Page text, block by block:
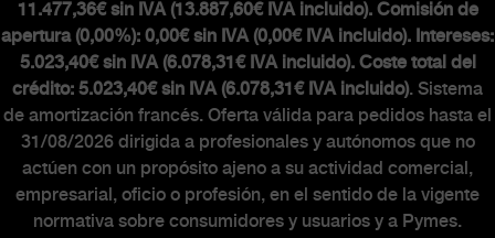
11.477,36€ sin IVA (13.887,60€ IVA incluido). Comisión de
apertura (0,00%): 0,00€ sin IVA (0,00€ IVA incluido). Intereses:
5.023,40€ sin IVA (6.078,31€ IVA incluido). Coste total del
crédito: 5.023,40€ sin IVA (6.078,31€ IVA incluido). Sistema
de amortización francés. Oferta válida para pedidos hasta el
31/08/2026 dirigida a profesionales y autónomos que no
actúen con un propósito ajeno a su actividad comercial,
empresarial, oficio o profesión, en el sentido de la vigente
normativa sobre consumidores y usuarios y a Pymes.